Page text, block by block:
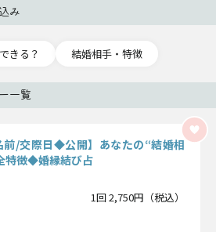
み
きる？ 結婚相手・特徴
一覧
前/交際日◆公開】あなたの“結婚相
特徴◆婚縁結び占
1回 2,750円（税込）